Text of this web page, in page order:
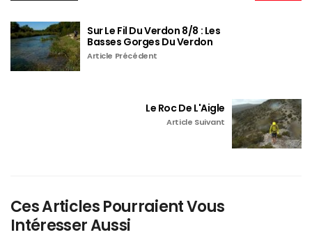
Sur Le Fil Du Verdon 8/8 : Les
Basses Gorges Du Verdon
Article Précédent
Le Roc De L'Aigle
Article Suivant
Ces Articles Pourraient Vous
Intéresser Aussi